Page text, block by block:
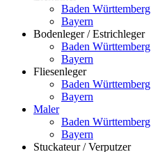
Baden Württemberg
Bayern
Bodenleger / Estrichleger
Baden Württemberg
Bayern
Fliesenleger
Baden Württemberg
Bayern
Maler
Baden Württemberg
Bayern
Stuckateur / Verputzer